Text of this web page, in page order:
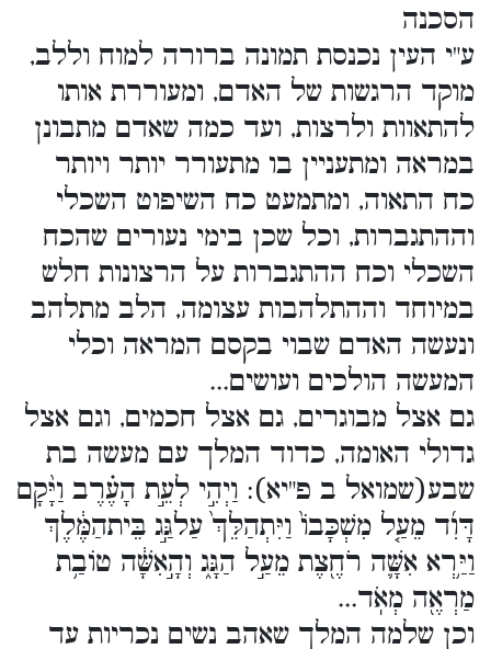
הסכנה
ע"י העין נכנסת תמונה ברורה למוח וללב,
מוקד הרגשות של האדם, ומעוררת אותו
להתאוות ולרצות, ועד כמה שאדם מתבונן
במראה ומתעניין בו מתעורר יותר ויותר
כח התאוה, ומתמעט כח השיפוט השכלי
וההתגברות, וכל שכן בימי נעורים שהכח
השכלי וכח ההתגברות על הרצונות חלש
במיוחד וההתלהבות עצומה, הלב מתלהב
ונעשה האדם שבוי בקסם המראה וכלי
המעשה הולכים ועושים...
גם אצל מבוגרים, גם אצל חכמים, וגם אצל
גדולי האומה, כדוד המלך עם מעשה בת
שבע(שמואל ב פ"יא): וַיְהִ֣י לְעֵ֣ת הָעֶ֗רֶב וַיָּ֨קָם
דָּוִ֜ד מֵעַ֤ל מִשְׁכָּבוֹ֙ וַיִּתְהַלֵּךְ֙ עַלגַּ֣ג בֵּיתהַמֶּ֔לֶךְ
וַיַּ֥רְא אִשָּׁ֛ה רֹחֶ֖צֶת מֵעַ֣ל הַגָּ֑ג וְהָ֣אִשָּׁ֔ה טוֹבַ֥ת
מַרְאֶ֖ה מְאֹֽד...
וכן שלמה המלך שאהב נשים נכריות עד